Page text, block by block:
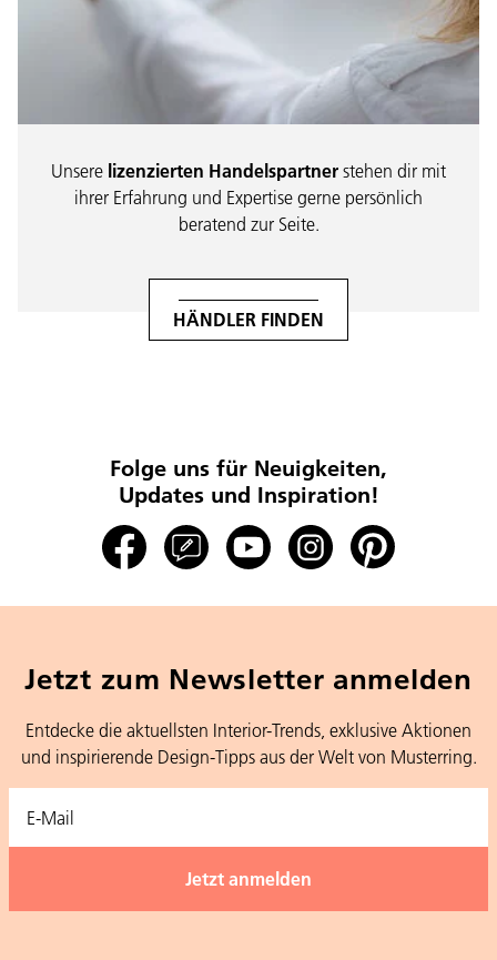
Unsere lizenzierten Handelspartnerstehen dir mit
ihrer Erfahrung und Expertise gerne persönlich
beratend zur Seite.
HÄNDLER FINDEN
Folge uns für Neuigkeiten,
Updates und Inspiration!
Jetzt zum Newsletter anmelden
Entdecke die aktuellsten Interior-Trends, exklusive Aktionen
und inspirierende Design-Tipps aus der Welt von Musterring.